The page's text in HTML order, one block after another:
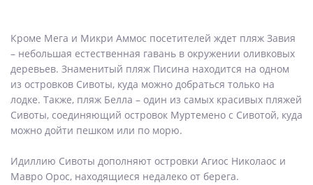
Кроме Мега и Микри Аммос посетителей ждет пляж Завия
– небольшая естественная гавань в окружении оливковых
деревьев. Знаменитый пляж Писина находится на одном
из островков Сивоты, куда можно добраться только на
лодке. Также, пляж Белла – один из самых красивых пляжей
Сивоты, соединяющий островок Муртемено с Сивотой, куда
можно дойти пешком или по морю.
Идиллию Сивоты дополняют островки Агиос Николаос и
Мавро Орос, находящиеся недалеко от берега.